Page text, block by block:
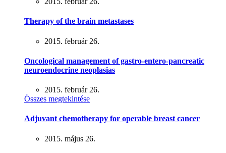
Therapy of the brain metastases
2015. február 26.
Oncological management of gastro-entero-pancreatic
neuroendocrine neoplasias
2015. február 26.
Összes megtekintése
Adjuvant chemotherapy for operable breast cancer
2015. május 26.